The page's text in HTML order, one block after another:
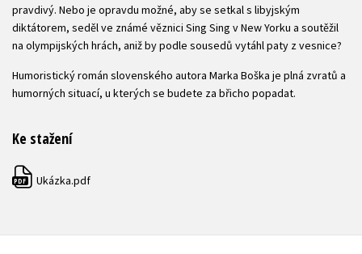
pravdivý. Nebo je opravdu možné, aby se setkal s libyjským
diktátorem, seděl ve známé věznici Sing Sing v New Yorku a soutěžil
na olympijských hrách, aniž by podle sousedů vytáhl paty z vesnice?
Humoristický román slovenského autora Marka Boška je plná zvratů a
humorných situací, u kterých se budete za břicho popadat.
Ke stažení
PDF Ukázka.pdf